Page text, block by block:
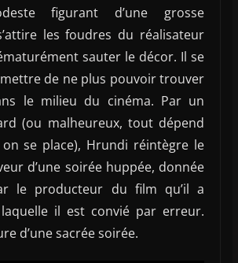
figurant d’une grosse
les foudres du réalisateur
sauter le décor. Il se
de ne plus pouvoir trouver
le milieu du cinéma. Par un
(ou malheureux, tout dépend
se place), Hrundi réintègre le
d’une soirée huppée, donnée
le producteur du film qu’il a
il est convié par erreur.
d’une sacrée soirée.